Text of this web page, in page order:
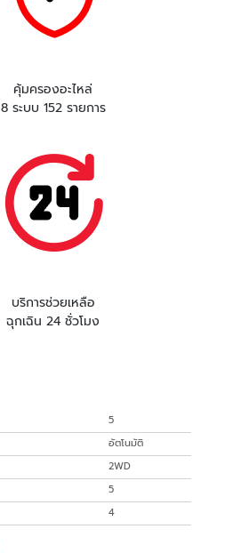
คุ้มครองอะไหล่
8 ระบบ 152 รายการ
บริการช่วยเหลือ
ฉุกเฉิน 24 ชั่วโมง
5
อัตโนมัติ
2WD
5
4